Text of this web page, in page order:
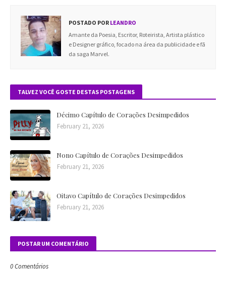
POSTADO POR LEANDRO
Amante da Poesia, Escritor, Roteirista, Artista plástico
e Designer gráfico, focado na área da publicidade e fã
da saga Marvel.
TALVEZ VOCÊ GOSTE DESTAS POSTAGENS
Décimo Capítulo de Corações Desimpedidos
February 21, 2026
Nono Capítulo de Corações Desimpedidos
February 21, 2026
Oitavo Capítulo de Corações Desimpedidos
February 21, 2026
POSTAR UM COMENTÁRIO
0 Comentários